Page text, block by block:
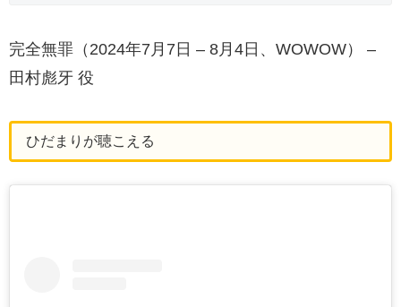
完全無罪（2024年7月7日 – 8月4日、WOWOW） –
田村彪牙 役
ひだまりが聴こえる